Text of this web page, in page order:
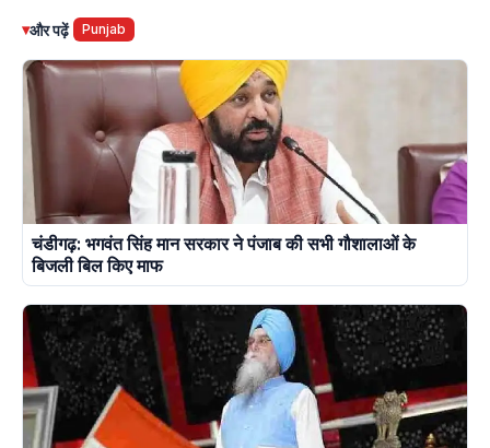
▾और पढ़ें Punjab
चंडीगढ़: भगवंत सिंह मान सरकार ने पंजाब की सभी गौशालाओं के
बिजली बिल किए माफ